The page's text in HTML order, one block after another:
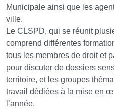
Municipale ainsi que les
ville.
Le CLSPD, qui se réunit
comprend différentes
tous les membres de droit et
pour discuter de dossiers
territoire, et les groupes
travail dédiées à la mise en
l’année.